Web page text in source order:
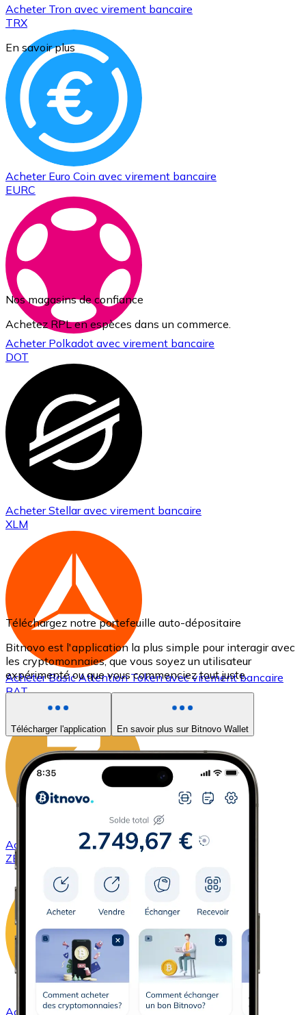
Acheter Tron avec virement bancaire
TRX
Acheter Euro Coin avec virement bancaire
EURC
Acheter Polkadot avec virement bancaire
DOT
AcheterStellaravec virement bancaire
XLM
AcheterBasic Attention Tokenavec virement bancaire
BAT
Acheter ZCashavec virement bancaire
ZEC
AcheterDAIavec virement bancaire
En savoir plus
Nos magasins de confiance
Achetez RPL en espèces dans un commerce.
Téléchargez notre portefeuille auto-dépositaire
Bitnovo est l'application la plus simple pour interagir avec
les cryptomonnaies, que vous soyez un utilisateur
expérimenté ou que vous commenciez tout juste.
Télécharger l'application En savoir plus sur Bitnovo Wallet